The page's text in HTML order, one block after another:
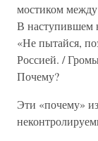
мостиком
В наступившем
«Не пытайся,
Россией. /
Почему?
Эти «почему»